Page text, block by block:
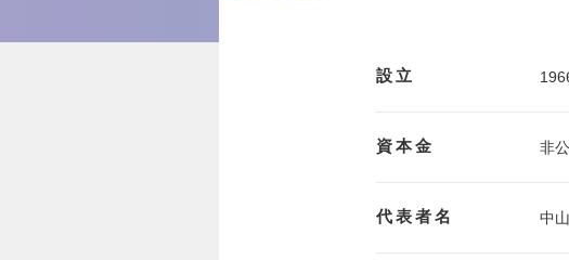
設立
資本金 非
代表者名 中